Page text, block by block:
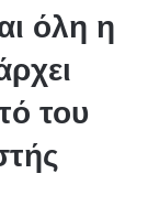
όλη η
του